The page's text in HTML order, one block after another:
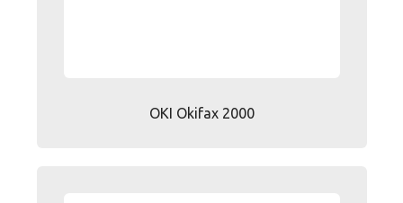
OKI Okifax 2000